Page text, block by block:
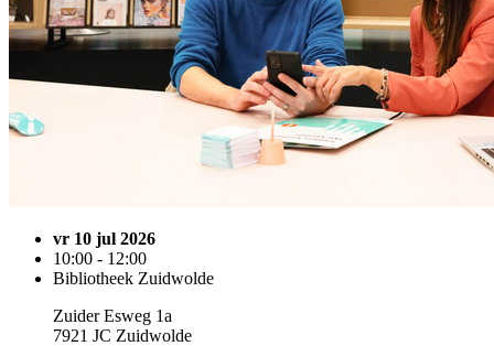
vr 10 jul 2026
10:00 - 12:00
Bibliotheek Zuidwolde
Zuider Esweg 1a
7921 JC Zuidwolde